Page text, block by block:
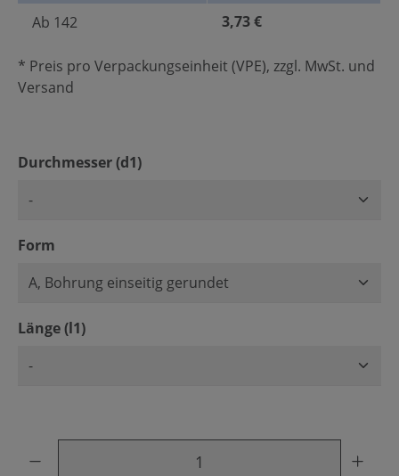
Ab 142 3,73 €
* Preis pro Verpackungseinheit (VPE), zzgl. MwSt. und
Versand
Durchmesser (d1)auswählen
Form
Länge (l1)auswählen